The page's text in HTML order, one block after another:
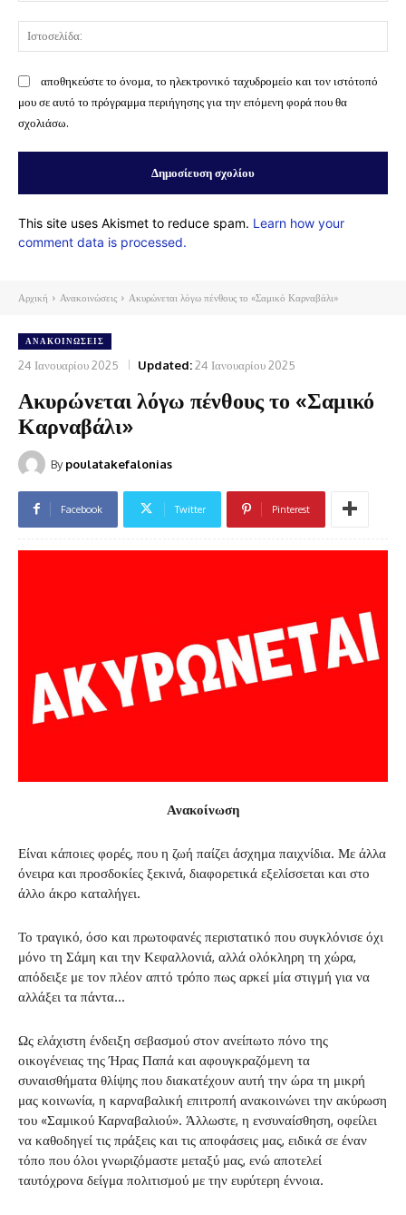
αποθηκεύστε το όνομα, το ηλεκτρονικό ταχυδρομείο και τον ιστότοπό
μου σε αυτό το πρόγραμμα περιήγησης για την επόμενη φορά που θα
σχολιάσω.
This site uses Akismet to reduce spam. Learn how your
comment data is processed.